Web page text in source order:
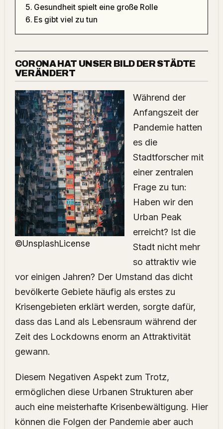
Gesundheit spielt eine große Rolle
Es gibt viel zu tun
CORONA HAT UNSER BILD DER STÄDTE
VERÄNDERT
©UnsplashLicense
Während der
Anfangszeit der
Pandemie hatten
es die
Stadtforscher mit
einer zentralen
Frage zu tun:
Haben wir den
Urban Peak
erreicht? Ist die
Stadt nicht mehr
so attraktiv wie
vor einigen Jahren? Der Umstand das dicht
bevölkerte Gebiete häufig als erstes zu
Krisengebieten erklärt werden, sorgte dafür,
dass das Land als Lebensraum während der
Zeit des Lockdowns enorm an Attraktivität
gewann.
Diesem Negativen Aspekt zum Trotz,
ermöglichen diese Urbanen Strukturen aber
auch eine meisterhafte Krisenbewältigung. Hier
können die Folgen der Pandemie aber auch